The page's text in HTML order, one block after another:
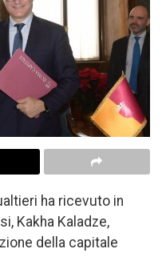
ha ricevuto in
Kakha Kaladze,
della capitale